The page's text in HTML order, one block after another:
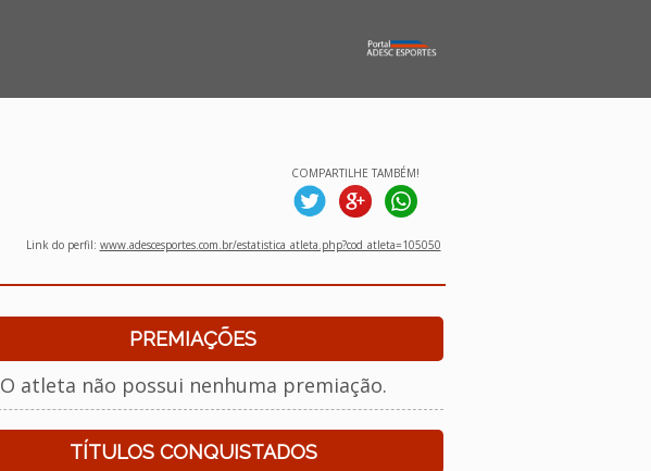
COMPARTILHE TAMBÉM!
Link do perfil: www.adescesportes.com.br/estatistica_atleta.php?cod_atleta=105050
PREMIAÇÕES
O atleta não possui nenhuma premiação.
TÍTULOS CONQUISTADOS